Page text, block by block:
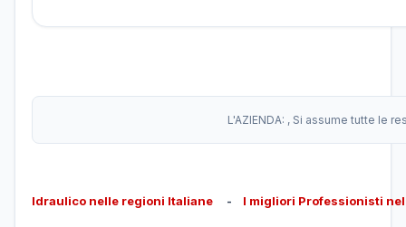
L'AZIENDA: , Si assume tutte le
Idraulico nelle regioni Italiane - I migliori Professionisti